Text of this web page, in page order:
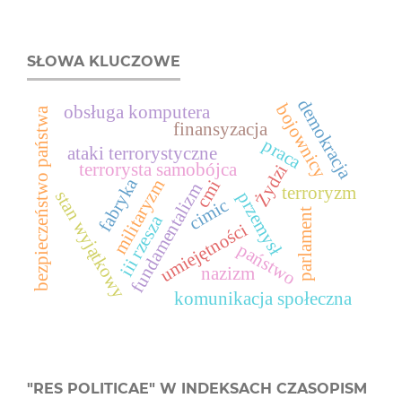
SŁOWA KLUCZOWE
Żydzi
przemysł
praca
umiejętności
fabryka terroryzm
terrorysta samobójca
fundamentalizm
bojownicy
ataki terrorystyczne
stan wyjątkowy
bezpieczeństwo państwa finansyzacja
państwo
obsługa komputera
komunikacja społeczna
parlament
demokracja
militaryzm
iii rzesza nazizm
cimic
cmi
"RES POLITICAE" W INDEKSACH CZASOPISM